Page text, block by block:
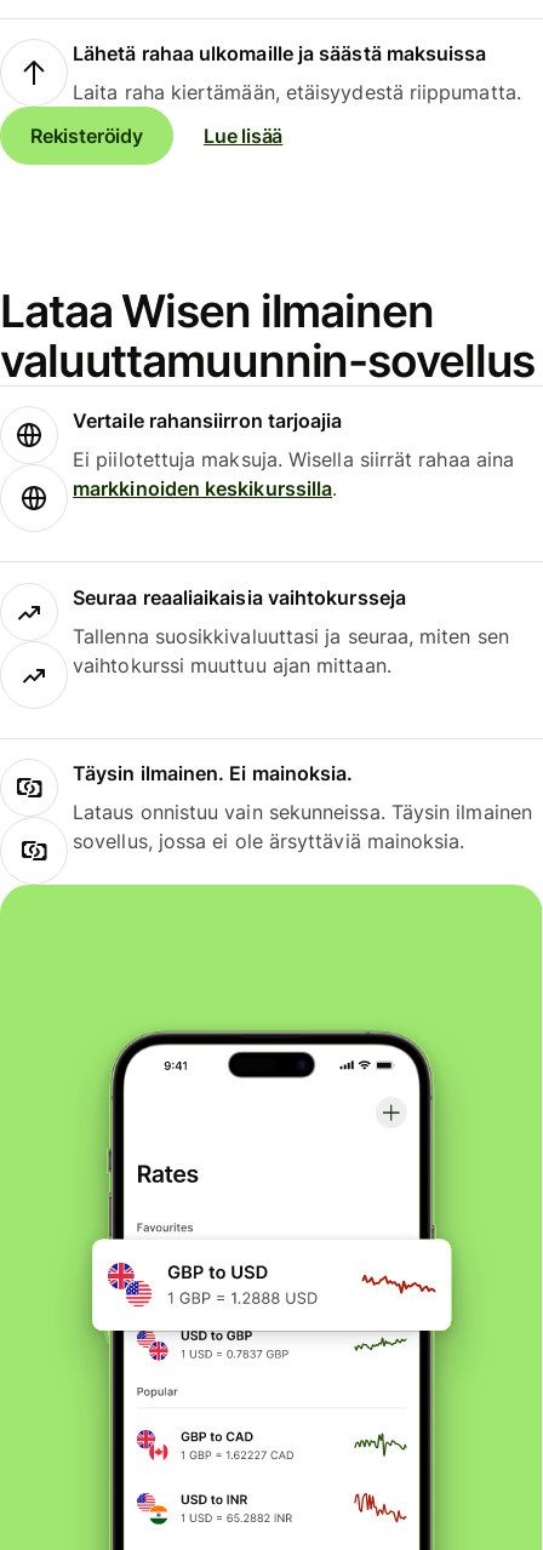
Lähetä rahaa ulkomaille ja säästä maksuissa
Laita raha kiertämään, etäisyydestä riippumatta.
Rekisteröidy
Lue lisää
Lataa Wisen ilmainen
valuuttamuunnin-sovellus
Vertaile rahansiirron tarjoajia
Ei piilotettuja maksuja. Wisella siirrät rahaa aina
markkinoiden keskikurssilla.
Seuraa reaaliaikaisia vaihtokursseja
Tallenna suosikkivaluuttasi ja seuraa, miten sen
vaihtokurssi muuttuu ajan mittaan.
Täysin ilmainen. Ei mainoksia.
Lataus onnistuu vain sekunneissa. Täysin ilmainen
sovellus, jossa ei ole ärsyttäviä mainoksia.